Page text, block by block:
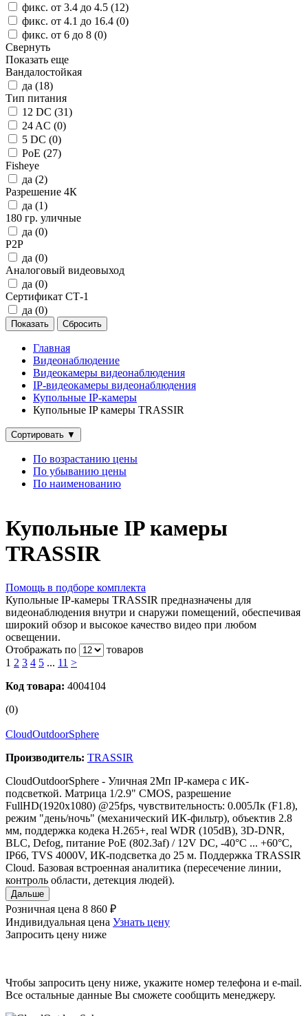
фикс. от 3.4 до 4.5 (12)
фикс. от 4.1 до 16.4 (0)
фикс. от 6 до 8 (0)
Свернуть
Показать еще
Вандалостойкая
да (18)
Тип питания
12 DC (31)
24 AC (0)
5 DC (0)
PoE (27)
Fisheye
да (2)
Разрешение 4К
да (1)
180 гр. уличные
да (0)
P2P
да (0)
Аналоговый видеовыход
да (0)
Сертификат СТ-1
да (0)
Главная
Видеонаблюдение
Видеокамеры видеонаблюдения
IP‑видеокамеры видеонаблюдения
Купольные IP‑камеры
Купольные IP камеры TRASSIR
Сортировать ▼
По возрастанию цены
По убыванию цены
По наименованию
Купольные IP камеры
TRASSIR
Помощь в подборе комплекта
Купольные IP-камеры TRASSIR предназначены для
видеонаблюдения внутри и снаружи помещений, обеспечивая
широкий обзор и высокое качество видео при любом
освещении.
Отображать по
товаров
1 2 3 4 5 ... 11 >
Код товара: 4004104
(0)
CloudOutdoorSphere
Производитель: TRASSIR
CloudOutdoorSphere - Уличная 2Мп IP-камера с ИК-
подсветкой. Матрица 1/2.9" CMOS, разрешение
FullHD(1920x1080) @25fps, чувствительность: 0.005Лк (F1.8),
режим "день/ночь" (механический ИК-фильтр), объектив 2.8
мм, поддержка кодека H.265+, real WDR (105dB), 3D-DNR,
BLC, Defog, питание PoE (802.3af) / 12V DC, -40°C ... +60°C,
IP66, TVS 4000V, ИК-подсветка до 25 м. Поддержка TRASSIR
Cloud. Базовая встроенная аналитика (пересечение линии,
контроль области, детекция людей).
Дальше
Розничная цена 8 860 ₽
Индивидуальная цена Узнать цену
Запросить цену ниже
Чтобы запросить цену ниже, укажите номер телефона и e-mail.
Все остальные данные Вы сможете сообщить менеджеру.